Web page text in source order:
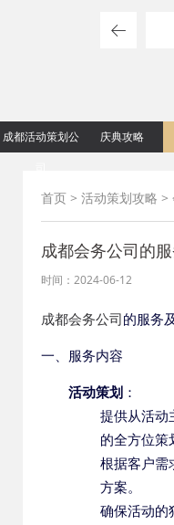
成都活动策划公
庆典攻略
首页 > 活动策划攻略 >
成都会务公司的
时间：2024-06-12
成都会务公司的服务
一、服务内容
活动策划 ：
提供从活动
的全方位策
根据客户需
方案。
确保活动的